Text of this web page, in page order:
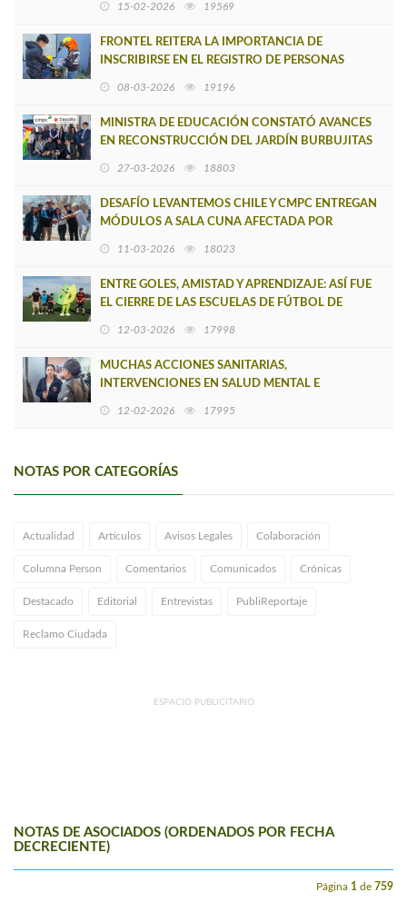
15-02-2026 19569
FRONTEL REITERA LA IMPORTANCIA DE
INSCRIBIRSE EN EL REGISTRO DE PERSONAS
08-03-2026 19196
MINISTRA DE EDUCACIÓN CONSTATÓ AVANCES
EN RECONSTRUCCIÓN DEL JARDÍN BURBUJITAS
27-03-2026 18803
DESAFÍO LEVANTEMOS CHILE Y CMPC ENTREGAN
MÓDULOS A SALA CUNA AFECTADA POR
11-03-2026 18023
ENTRE GOLES, AMISTAD Y APRENDIZAJE: ASÍ FUE
EL CIERRE DE LAS ESCUELAS DE FÚTBOL DE
12-03-2026 17998
MUCHAS ACCIONES SANITARIAS,
INTERVENCIONES EN SALUD MENTAL E
12-02-2026 17995
NOTAS POR CATEGORÍAS
Actualidad Artículos Avisos Legales Colaboración
Columna Person Comentarios Comunicados Crónicas
Destacado Editorial Entrevistas PubliReportaje
Reclamo Ciudada
ESPACIO PUBLICITARIO
NOTAS DE ASOCIADOS (ORDENADOS POR FECHA
DECRECIENTE)
Página 1 de 759